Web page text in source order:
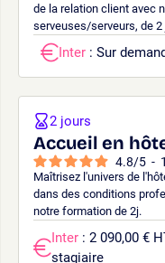
de la relation client avec
serveuses/serveurs, de 2
Inter : Sur
Accueil en
4.8/5 -
Maîtrisez l'univers de
dans des conditions
notre formation de 2j.
2 jours
Inter : 2 090,00 €
stagiaire